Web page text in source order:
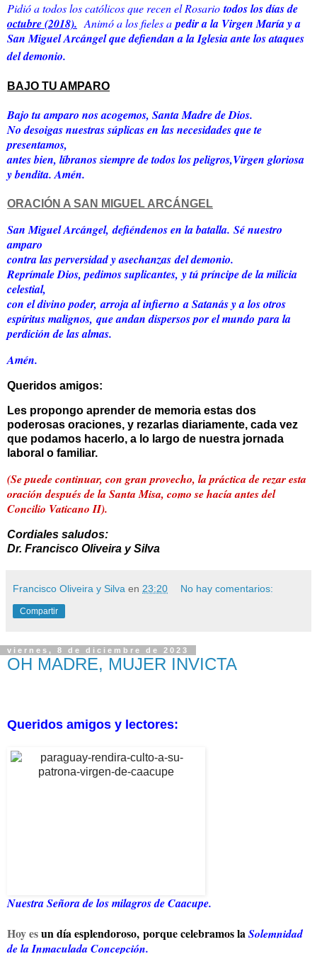
Pidió a todos los católicos que recen el Rosariotodos los días de
octubre (2018). Animó a los fieles a pedir a la Virgen María y a
San Miguel Arcángel que defiendan a la Iglesia ante los ataques
del demonio.
BAJO TU AMPARO
Bajo tu amparo nos acogemos, Santa Madre de Dios.
No desoigas nuestras súplicas en las necesidades que te
presentamos,
antes bien, líbranos siempre de todos los peligros,Virgen gloriosa
y bendita. Amén.
ORACIÓN A SAN MIGUEL ARCÁNGEL
San Miguel Arcángel,defiéndenos en la batalla. Sé nuestro
amparo
contra las perversidad y asechanzasdel demonio.
Reprímale Dios, pedimos suplicantes, y tú príncipe de la milicia
celestial,
con el divino poder,arroja al infiernoa Satanás y a los otros
espíritus malignos, que andan dispersos por el mundopara la
perdición de las almas.
Amén.
Queridos amigos:
Les propongo aprender de memoria estas dos
poderosas oraciones, y rezarlas diariamente, cada vez
que podamos hacerlo, a lo largo de nuestra jornada
laboral o familiar.
(Se puede continuar, con gran provecho, la práctica de rezar esta
oración después de la Santa Misa, como se hacía antes del
Concilio Vaticano II).
Cordiales saludos:
Dr. Francisco Oliveira y Silva
Francisco Oliveira y Silva en 23:20 No hay comentarios:
Compartir
viernes, 8 de diciembre de 2023
OH MADRE, MUJER INVICTA
Queridos amigos y lectores:
Nuestra Señora de los milagros de Caacupe.
Hoy esun día esplendoroso, porque celebramos laSolemnidad
de la Inmaculada Concepción.